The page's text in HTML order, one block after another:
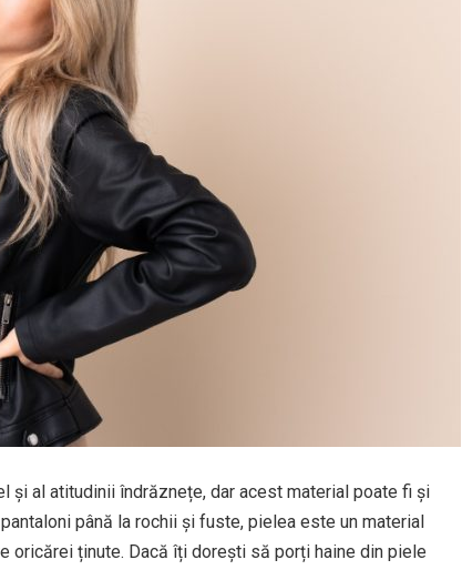
și al atitudinii îndrăznețe, dar acest material poate fi și
până la rochii și fuste, pielea este un material
oricărei ținute. Dacă îți dorești să porți haine din piele